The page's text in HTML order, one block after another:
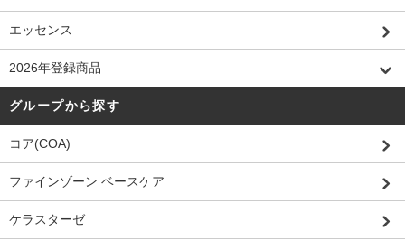
エッセンス
2026年登録商品
グループから探す
コア(COA)
ファインゾーン ベースケア
ケラスターゼ